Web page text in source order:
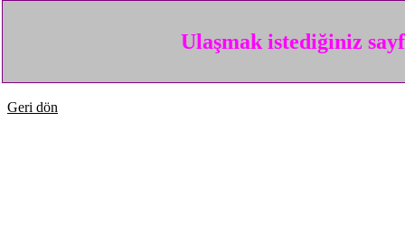
Ulaşmak istediğiniz
Geri dön